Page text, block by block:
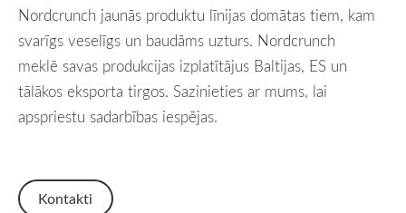
Nordcrunch jaunās produktu līnijas domātas tiem, kam
svarīgs veselīgs un baudāms uzturs. Nordcrunch
meklē savas produkcijas izplatītājus Baltijas, ES un
tālākos eksporta tirgos. Sazinieties ar mums, lai
apspriestu sadarbības iespējas.
Kontakti